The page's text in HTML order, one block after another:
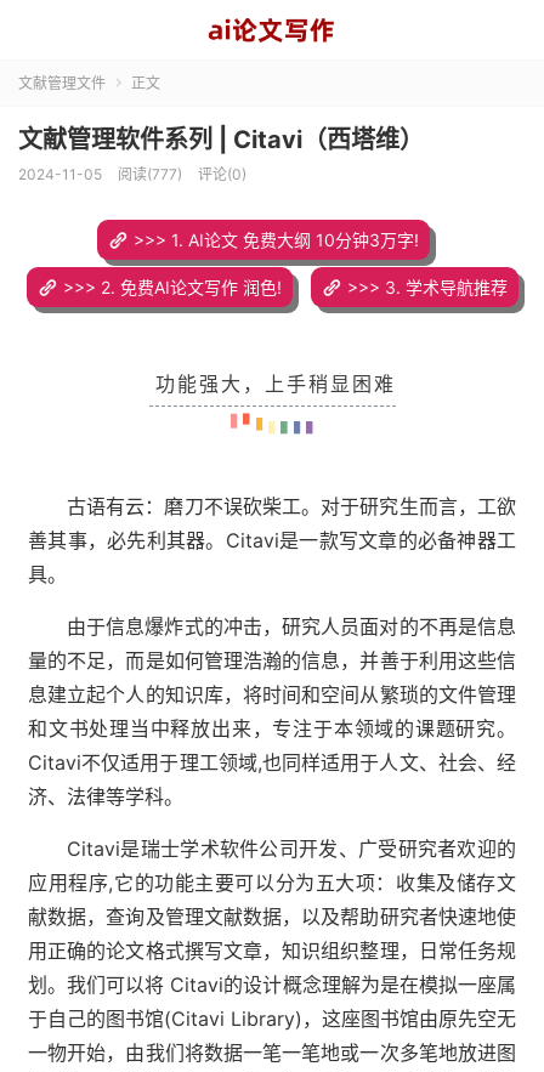
文献管理文件  正文
文献管理软件系列 | Citavi（西塔维）
2024-11-05 阅读(777) 评论(0)
>>> 1. AI论文 免费大纲 10分钟3万字!
>>> 2. 免费AI论文写作 润色! >>> 3. 学术导航推荐
功能强大，上手稍显困难
古语有云：磨刀不误砍柴工。对于研究生而言，工欲
善其事，必先利其器。Citavi是一款写文章的必备神器工
具。
由于信息爆炸式的冲击，研究人员面对的不再是信息
量的不足，而是如何管理浩瀚的信息，并善于利用这些信
息建立起个人的知识库，将时间和空间从繁琐的文件管理
和文书处理当中释放出来，专注于本领域的课题研究。
Citavi不仅适用于理工领域,也同样适用于人文、社会、经
济、法律等学科。
Citavi是瑞士学术软件公司开发、广受研究者欢迎的
应用程序,它的功能主要可以分为五大项：收集及储存文
献数据，查询及管理文献数据，以及帮助研究者快速地使
用正确的论文格式撰写文章，知识组织整理，日常任务规
划。我们可以将 Citavi的设计概念理解为是在模拟一座属
于自己的图书馆(Citavi Library)，这座图书馆由原先空无
一物开始，由我们将数据一笔一笔地或一次多笔地放进图